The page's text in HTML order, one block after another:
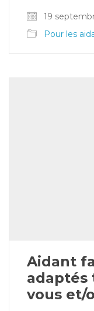
19
Pour les
Aidant
adaptés
vous et/